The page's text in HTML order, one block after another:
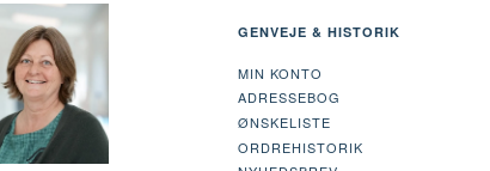
GENVEJE & HISTORIK
MIN KONTO
ADRESSEBOG
ØNSKELISTE
ORDREHISTORIK